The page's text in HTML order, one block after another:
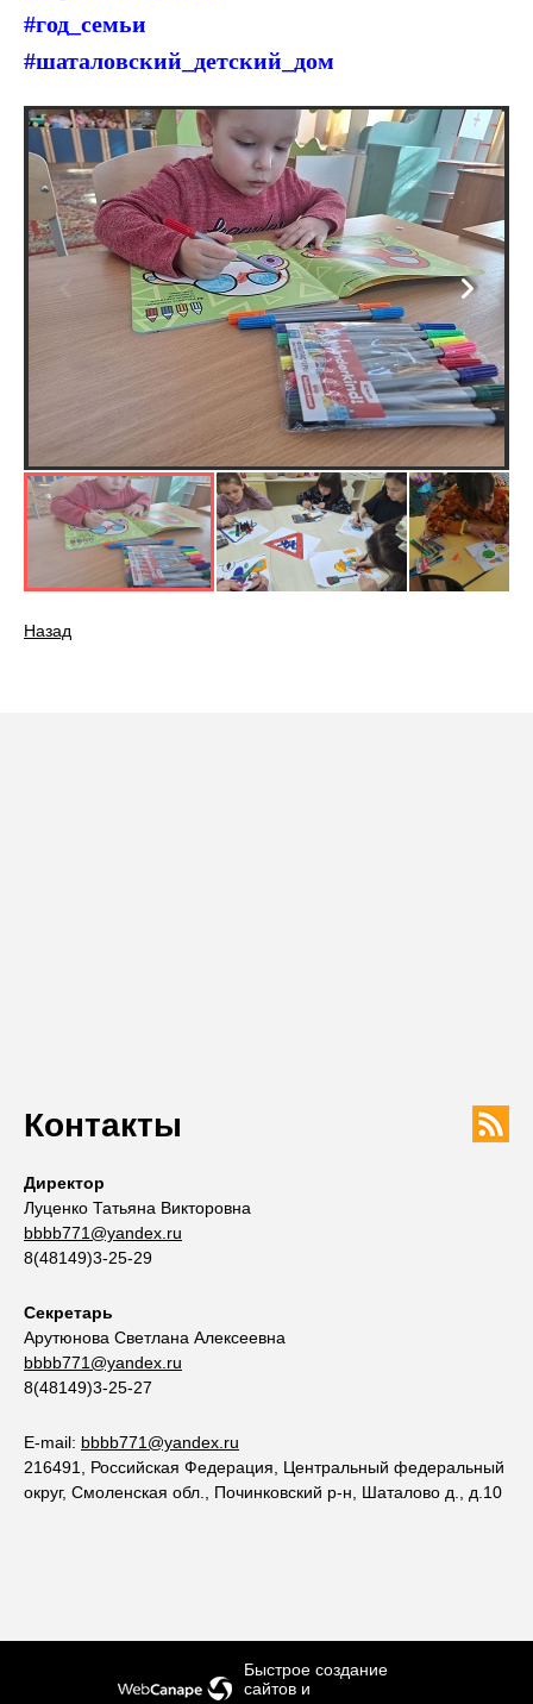
#год_семьи
#шаталовский_детский_дом
Назад
Быстрое создание
сайтови
Контакты
Директор
Луценко Татьяна Викторовна
bbbb771@yandex.ru
8(48149)3-25-29
Секретарь
Арутюнова Светлана Алексеевна
bbbb771@yandex.ru
8(48149)3-25-27
E-mail: bbbb771@yandex.ru
216491, Российская Федерация, Центральный федеральный
округ, Смоленская обл., Починковский р-н, Шаталово д., д.10